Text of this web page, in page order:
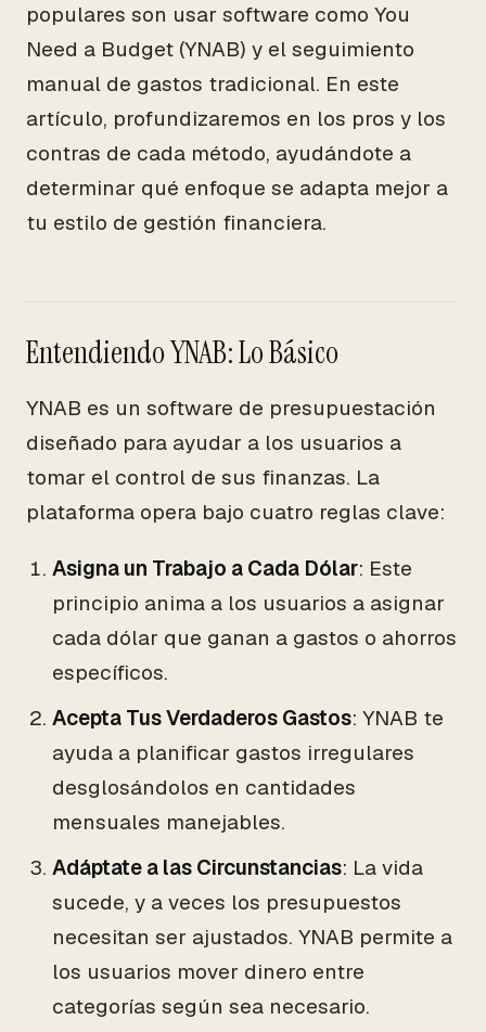
populares son usar software como You
Need a Budget (YNAB) y el seguimiento
manual de gastos tradicional. En este
artículo, profundizaremos en los pros y los
contras de cada método, ayudándote a
determinar qué enfoque se adapta mejor a
tu estilo de gestión financiera.
Entendiendo YNAB: Lo Básico
YNAB es un software de presupuestación
diseñado para ayudar a los usuarios a
tomar el control de sus finanzas. La
plataforma opera bajo cuatro reglas clave:
Asigna un Trabajo a Cada Dólar: Este
principio anima a los usuarios a asignar
cada dólar que ganan a gastos o ahorros
específicos.
Acepta Tus Verdaderos Gastos: YNAB te
ayuda a planificar gastos irregulares
desglosándolos en cantidades
mensuales manejables.
Adáptate a las Circunstancias: La vida
sucede, y a veces los presupuestos
necesitan ser ajustados. YNAB permite a
los usuarios mover dinero entre
categorías según sea necesario.